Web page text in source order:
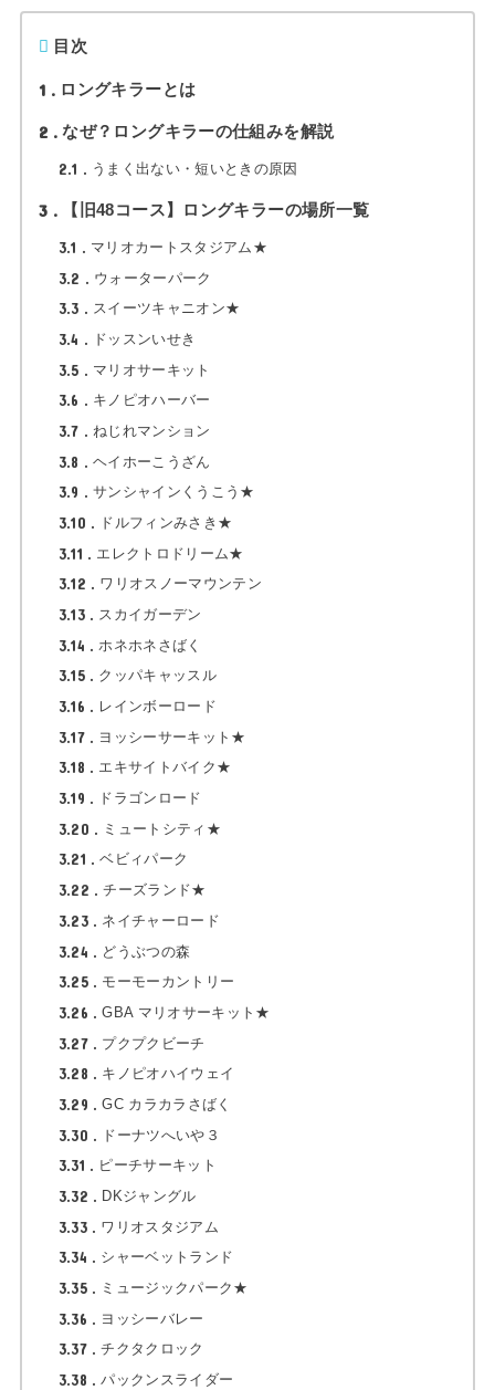
目次
1 ロングキラーとは
2 なぜ？ロングキラーの仕組みを解説
2.1 うまく出ない・短いときの原因
3 【旧48コース】ロングキラーの場所一覧
3.1 マリオカートスタジアム★
3.2 ウォーターパーク
3.3 スイーツキャニオン★
3.4 ドッスンいせき
3.5 マリオサーキット
3.6 キノピオハーバー
3.7 ねじれマンション
3.8 ヘイホーこうざん
3.9 サンシャインくうこう★
3.10 ドルフィンみさき★
3.11 エレクトロドリーム★
3.12 ワリオスノーマウンテン
3.13 スカイガーデン
3.14 ホネホネさばく
3.15 クッパキャッスル
3.16 レインボーロード
3.17 ヨッシーサーキット★
3.18 エキサイトバイク★
3.19 ドラゴンロード
3.20 ミュートシティ★
3.21 ベビィパーク
3.22 チーズランド★
3.23 ネイチャーロード
3.24 どうぶつの森
3.25 モーモーカントリー
3.26 GBA マリオサーキット★
3.27 プクプクビーチ
3.28 キノピオハイウェイ
3.29 GC カラカラさばく
3.30 ドーナツへいや３
3.31 ピーチサーキット
3.32 DKジャングル
3.33 ワリオスタジアム
3.34 シャーベットランド
3.35 ミュージックパーク★
3.36 ヨッシーバレー
3.37 チクタクロック
3.38 パックンスライダー